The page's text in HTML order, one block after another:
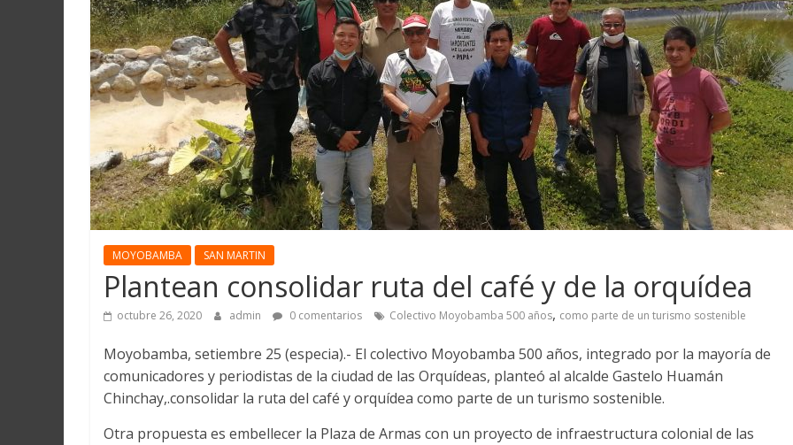
Martín
y
Loreto
MOYOBAMBA SAN MARTIN
Plantean consolidar ruta del café y de la orquídea
octubre 26, 2020 admin 0 comentarios Colectivo Moyobamba 500 años, como parte de un turismo sostenible
Moyobamba, setiembre 25 (especia).- El colectivo Moyobamba 500 años, integrado por la mayoría de
comunicadores y periodistas de la ciudad de las Orquídeas, planteó al alcalde Gastelo Huamán
Chinchay,.consolidar la ruta del café y orquídea como parte de un turismo sostenible.
Otra propuesta es embellecer la Plaza de Armas con un proyecto de infraestructura colonial de las